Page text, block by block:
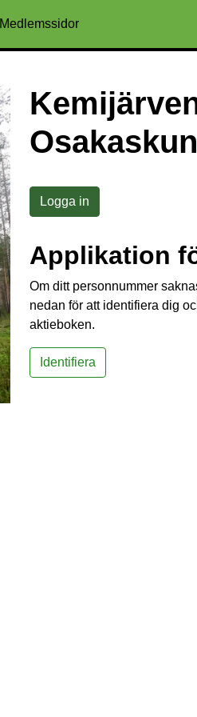
Medlemssidor
Logga in
Applikation
Om ditt personnummer
nedan för att identifiera dig
aktieboken.
Identifiera